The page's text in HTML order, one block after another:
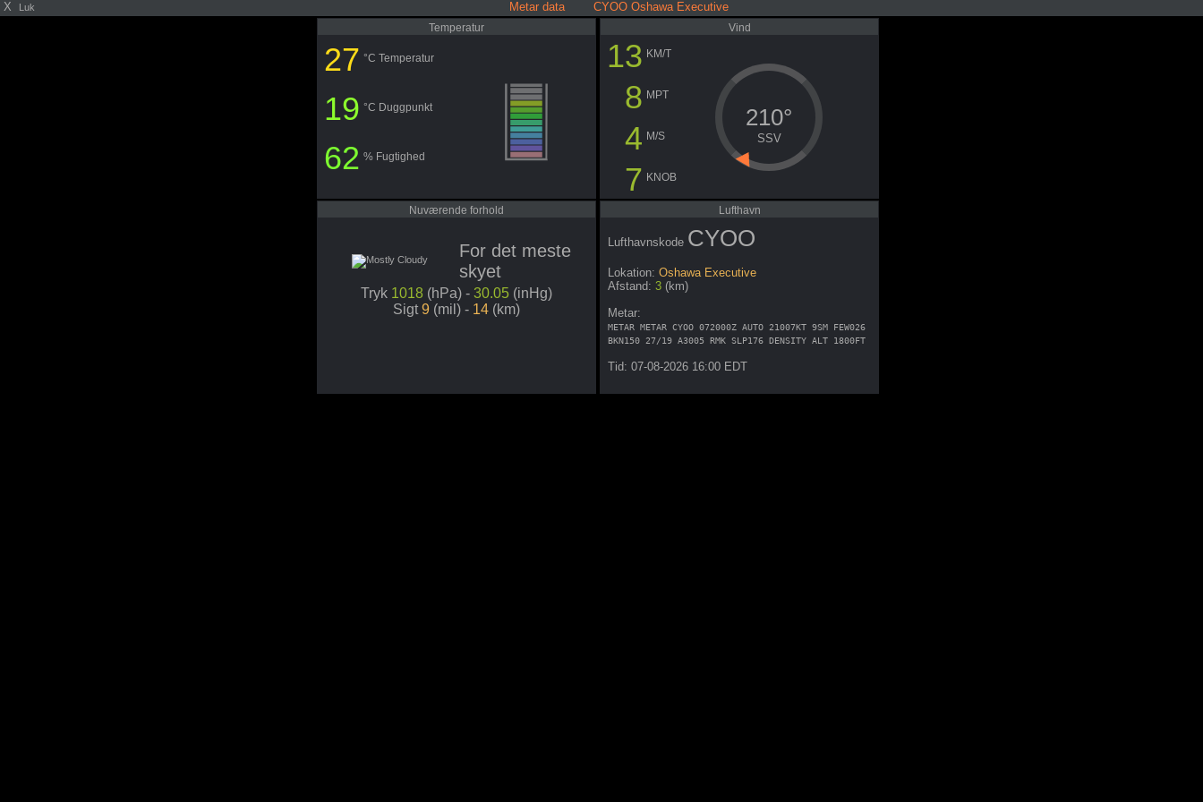
X Luk Metar data CYOO Oshawa Executive
Temperatur
27 °C Temperatur
19 °C Duggpunkt
62 % Fugtighed
Vind
13 KM/T
8 MPT
4 M/S
7 KNOB
210°
SSV
Nuværende forhold
For det meste
skyet
Tryk 1018 (hPa) - 30.05 (inHg)
Sigt9 (mil) - 14 (km)
Lufthavn
Lufthavnskode CYOO
Lokation: Oshawa Executive
Afstand: 3 (km)
Metar:
METAR METAR CYOO 072000Z AUTO 21007KT 9SM FEW026
BKN150 27/19 A3005 RMK SLP176 DENSITY ALT 1800FT
Tid: 07-08-2026 16:00 EDT